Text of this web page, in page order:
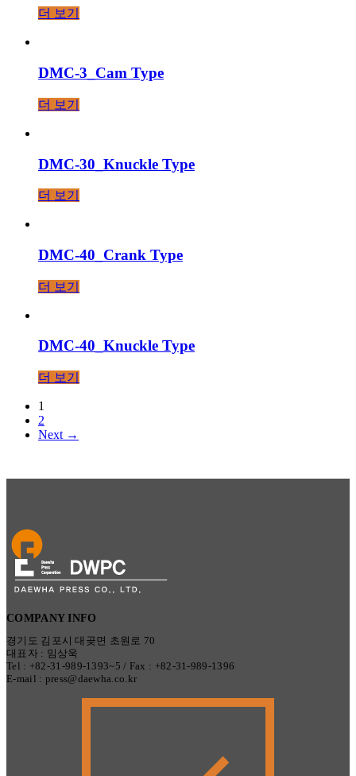
더 보기
DMC-3_Cam Type
더 보기
DMC-30_Knuckle Type
더 보기
DMC-40_Crank Type
더 보기
DMC-40_Knuckle Type
더 보기
1
2
Next →
COMPANY INFO
경기도 김포시 대곶면 초원로 70
대표자 : 임상욱
Tel : +82-31-989-1393~5 / Fax : +82-31-989-1396
E-mail : press@daewha.co.kr